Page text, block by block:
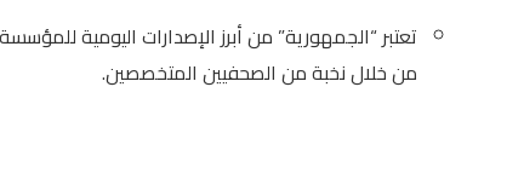
تعتبر “الجمهورية” من أبرز الإصدارات اليومية
من خلال نخبة من الصحفيين المتخصصين.